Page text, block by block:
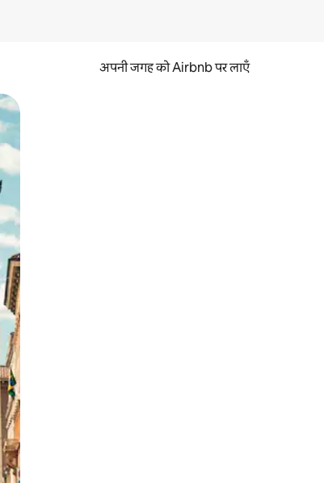
अपनी जगह को Airbnb पर लाएँ